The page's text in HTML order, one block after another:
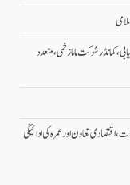
کمانڈر شوکت ماما زخمی، متعدد
تعاون اور عمرہ کی ادائیگی